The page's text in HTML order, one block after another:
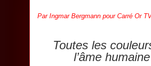
Par Ingmar Bergmann pour Carré Or
Toutes les
l’âme humaine